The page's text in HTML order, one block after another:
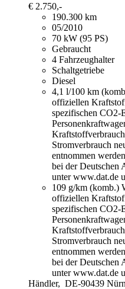
€ 2.750,-
190.300 km
05/2010
70 kW (95 PS)
Gebraucht
4 Fahrzeughalter
Schaltgetriebe
Diesel
4,1 l/100 km
offiziellen
spezifischen CO2-
Stromverbrauch
entnommen
bei der Deutschen
unter www.dat.de
109 g/km (komb.)
offiziellen
spezifischen CO2-
Stromverbrauch
entnommen
bei der Deutschen
unter www.dat.de
Händler, DE-90439